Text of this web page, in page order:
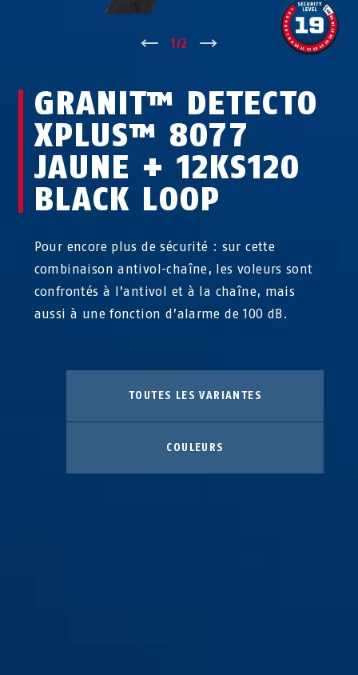
1/2
GRANIT™ DETECTO
XPLUS™ 8077
JAUNE + 12KS120
BLACK LOOP
Pour encore plus de sécurité : sur cette
combinaison antivol-chaîne, les voleurs sont
confrontés à l’antivol et à la chaîne, mais
aussi à une fonction d’alarme de 100 dB.
TOUTES LES VARIANTES
COULEURS